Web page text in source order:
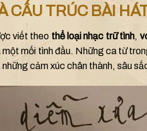
CẤU TRÚC BÀI
viết theo thể loại nhạc trữ tình,
mối tình đầu. Những ca từ
cảm xúc chân thành, sâu